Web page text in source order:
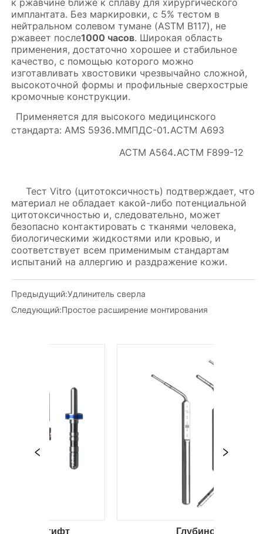
Предыдущий:Удлинитель сверла
Следующий:Простое расширение монтирования
Глубиномер